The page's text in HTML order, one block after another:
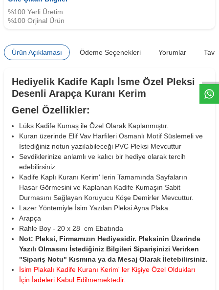
W
h
t
s
a
p
p
D
e
s
e
H
a
t
t
%100 Yerli Üretim
%100 Orjinal Ürün
Ürün Açıklaması Ödeme Seçenekleri Yorumlar
Hediyelik Kadife Kaplı İsme Özel Pleksi
Desenli Arapça Kuranı Kerim
Genel Özellikler:
Lüks Kadife Kumaş ile Özel Olarak Kaplanmıştır.
Kuran üzerinde Elif Vav Harfileri Osmanlı Motif Süslemeli ve
İstediğiniz notun yazılabileceği PVC Pleksi Mevcuttur
Sevdiklerinize anlamlı ve kalıcı bir hediye olarak tercih
edebilirsiniz
Kadife Kaplı Kuranı Kerim' lerin Tamamında Sayfaların
Hasar Görmesini ve Kaplanan Kadife Kumaşın Sabit
Durmasını Sağlayan Koruyucu Köşe Demirler Mevcuttur.
Lazer Yöntemiyle İsim Yazılan Pleksi Ayna Plaka.
Arapça
Rahle Boy - 20 x 28 cm Ebatında
Not: Pleksi, Firmamızın Hediyesidir. Pleksinin Üzerinde
Yazılı Olmasını İstediğiniz Bilgileri Siparişinizi Verirken
"Sipariş Notu" Kısmına ya da Mesaj Olarak İletebilirsiniz.
İsim Plakalı Kadife Kuranı Kerim' ler Kişiye Özel Oldukları
İçin İadeleri Kabul Edilmemektedir.